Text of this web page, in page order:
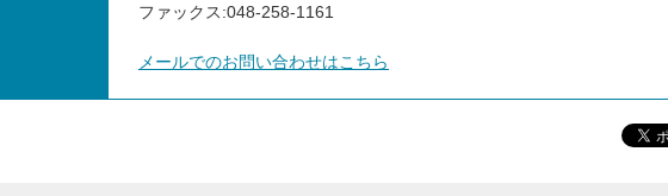
ファックス:048-258-1161
メールでのお問い合わせはこちら